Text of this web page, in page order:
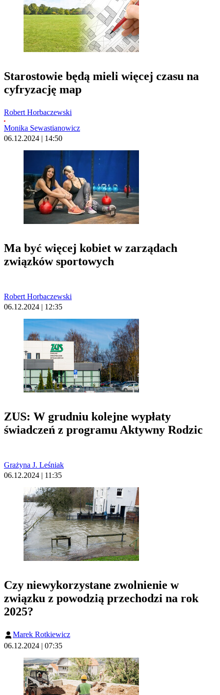
Starostowie będą mieli więcej czasu na
cyfryzację map
Robert Horbaczewski
Monika Sewastianowicz
06.12.2024 | 14:50
Ma być więcej kobiet w zarządach
związków sportowych
Robert Horbaczewski
06.12.2024 | 12:35
ZUS: W grudniu kolejne wypłaty
świadczeń z programu Aktywny Rodzic
Grażyna J. Leśniak
06.12.2024 | 11:35
Czy niewykorzystane zwolnienie w
związku z powodzią przechodzi na rok
2025?
Marek Rotkiewicz
06.12.2024 | 07:35